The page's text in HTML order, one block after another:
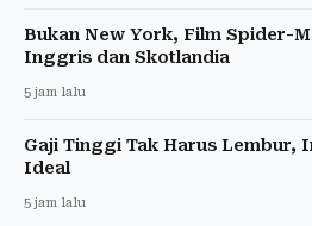
Bukan New York, Film Spider-
Inggris dan Skotlandia
5 jam lalu
Gaji Tinggi Tak Harus Lembur,
Ideal
5 jam lalu